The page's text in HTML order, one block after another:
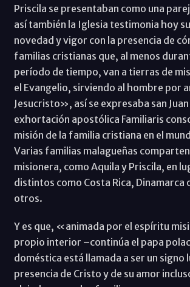
Priscila se presentaban como una
así también la Iglesia testimonia hoy
novedad y vigor con la presencia de
familias cristianas que, al menos
período de tiempo, van a tierras de
el Evangelio, sirviendo al hombre por
Jesucristo», así se expresaba san
exhortación apostólica Familiaris
misión de la familia cristiana en el
Varias familias malagueñas
misionera, como Aquila y Priscila, en
distintos como Costa Rica, Dinamarca
otros.
Y es que, «animada por el espíritu
propio interior –continúa el papa
doméstica está llamada a ser un signo
presencia de Cristo y de su amor